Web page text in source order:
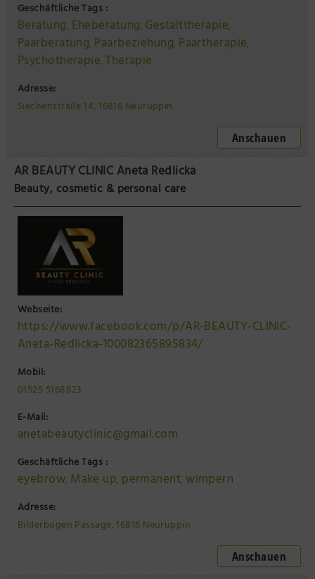
Geschäftliche Tags :
Beratung, Eheberatung, Gestalttherapie,
Paarberatung, Paarbeziehung, Paartherapie,
Psychotherapie,Therapie
Adresse:
Siechenstraße 14, 16816 Neuruppin
Anschauen
AR BEAUTY CLINIC Aneta Redlicka
Beauty, cosmetic & personal care
Webseite:
https://www.facebook.com/p/AR-BEAUTY-CLINIC-
Aneta-Redlicka-100082365895834/
Mobil:
01525 5168823
E-Mail:
anetabeautyclinic@gmail.com
Geschäftliche Tags :
eyebrow, Make up, permanent,wimpern
Adresse:
Bilderbogen Passage, 16816 Neuruppin
Anschauen